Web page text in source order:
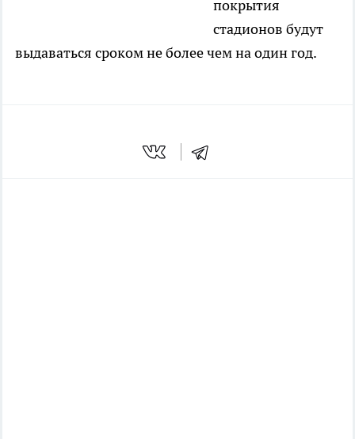
покрытия
стадионов будут
выдаваться сроком не более чем на один год.